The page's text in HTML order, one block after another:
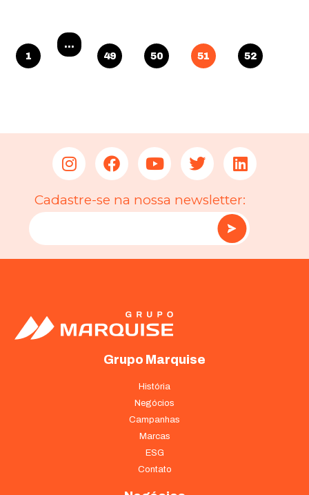
1
…
49
50 51 52
Cadastre-se na nossa newsletter:
Grupo Marquise
História
Negócios
Campanhas
Marcas
ESG
Contato